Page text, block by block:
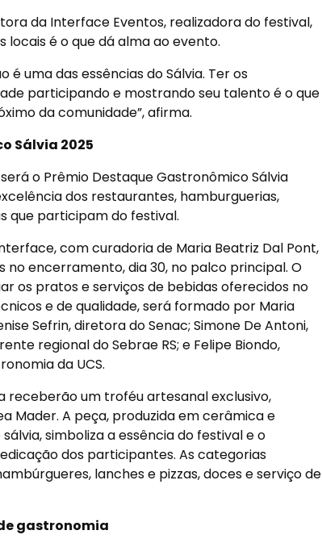
da Interface Eventos, realizadora do festival,
é o que dá alma ao evento.
é uma das essências do Sálvia. Ter os
participando e mostrando seu talento é o que
da comunidade”, afirma.
Sálvia 2025
o Prêmio Destaque Gastronômico Sálvia
dos restaurantes, hamburguerias,
que participam do festival.
com curadoria de Maria Beatriz Dal Pont,
no encerramento, dia 30, no palco principal. O
os pratos e serviços de bebidas oferecidos no
e de qualidade, será formado por Maria
Sefrin, diretora do Senac; Simone De Antoni,
regional do Sebrae RS; e Felipe Biondo,
da UCS.
receberão um troféu artesanal exclusivo,
Mader. A peça, produzida em cerâmica e
simboliza a essência do festival e o
dos participantes. As categorias
lanches e pizzas, doces e serviço de
gastronomia